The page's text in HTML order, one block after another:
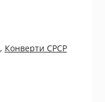
, Конверти СРСР